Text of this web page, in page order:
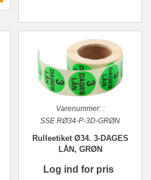
Varenummer::
SSE RØ34-P-3D-GRØN
Rulleetiket Ø34. 3-DAGES
LÅN, GRØN
Log ind for pris